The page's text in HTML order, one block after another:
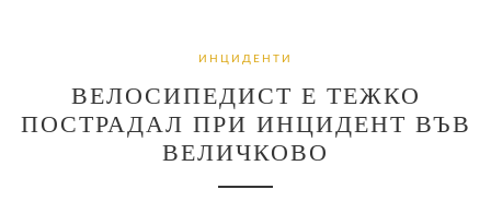
ИНЦИДЕНТИ
ВЕЛОСИПЕДИСТ Е ТЕЖКО
ПОСТРАДАЛ ПРИ ИНЦИДЕНТ ВЪВ
ВЕЛИЧКОВО